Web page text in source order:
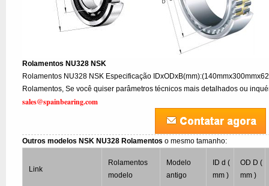
Rolamentos NU328 NSK
Rolamentos NU328 NSK Especificação
Rolamentos, Se você quiser parâmetros técnicos mais detalhados ou
sales@spainbearing.com
Outros modelos NSK NU328 Rolamentoso mesmo tamanho:
Link
Rolamentos
modelo
Modelo
antigo
ID d (
mm )
OD D (
mm )